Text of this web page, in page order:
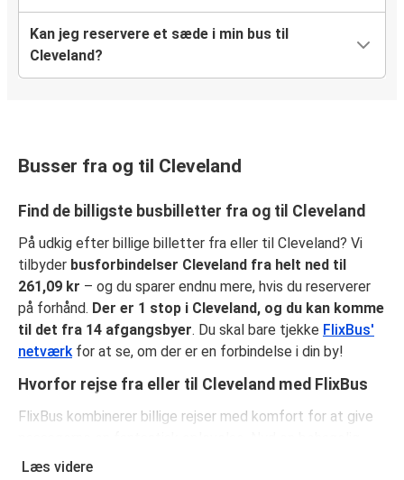
Kan jeg reservere et sæde i min bus til
Cleveland?
Busser fra og til Cleveland
Find de billigste busbilletter fra og til Cleveland
På udkig efter billige billetter fra eller til Cleveland? Vi
tilbyder busforbindelser Cleveland fra helt ned til
261,09 kr – og du sparer endnu mere, hvis du reserverer
på forhånd. Der er 1 stop i Cleveland, og du kan komme
til det fra 14 afgangsbyer. Du skal bare tjekke FlixBus'
netværkfor at se, om der er en forbindelse i din by!
Hvorfor rejse fra eller til Cleveland med FlixBus
FlixBus kombinerer billige rejser med komfort for at give
rejse fra eller til Cleveland med vores faciliteter ombord,
Læs videre